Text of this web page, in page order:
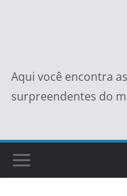
Aqui você encontra
surpreendentes do